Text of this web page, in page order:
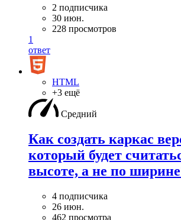
2 подписчика
30 июн.
228 просмотров
1
ответ
HTML
+3 ещё
Средний
Как создать каркас
который будет
высоте, а не по
4 подписчика
26 июн.
462 просмотра